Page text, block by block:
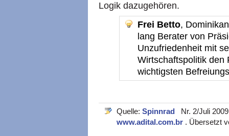
Logik dazugehören.
Frei Betto,
lang Berater von
Unzufriedenheit mit
Wirtschaftspolitik den
wichtigsten
Quelle: Spinnrad
Nr. 2/Juli
www.adital.com.br . Übersetzt